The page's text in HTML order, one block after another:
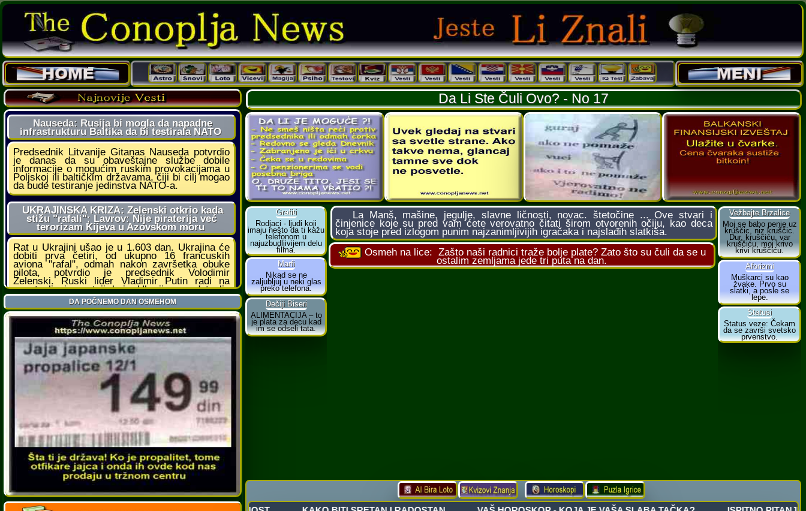
Da Li Ste Čuli Ovo? - No 17
La Manš, mašine, jegulje, slavne ličnosti, novac. štetočine ... Ove stvari i
činjenice koje su pred vam ćete verovatno čitati širom otvorenih očiju, kao deca
koja stoje pred izlogom punim najzanimljivijih igračaka i najslađih slatkiša.
Osmeh na lice:Zašto naši radnici traže bolje plate? Zato što su čuli da se u
ostalim zemljama jede tri puta na dan.